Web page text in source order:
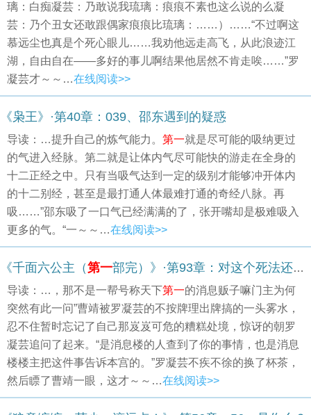
璃：白痴凝芸：乃敢说我琉璃：痕痕不素也这么说的么凝
芸：乃个丑女还敢跟偶家痕痕比琉璃：……）……“不过啊这
慕远尘也真是个死心眼儿……我劝他远走高飞，从此浪迹江
湖，自由自在——多好的事儿啊结果他居然不肯走唉……”罗
凝芸才～～…在线阅读>>
《枭王》·第40章：039、邵东遇到的疑惑
导读：…提升自己的炼气能力。 第一就是尽可能的吸纳更过
的气进入经脉。第二就是让体内气尽可能快的游走在全身的
十二正经之中。只有当吸气达到一定的级别才能够冲开体内
的十二别经，甚至是最打通人体最难打通的奇经八脉。再
吸……”邵东吸了一口气已经满满的了，张开嘴却是极难吸入
更多的气。“一～～…在线阅读>>
《千面六公主（第一部完）》·第93章：对这个死法还满意么？
导读：…，那不是一帮号称天下第一的消息贩子嘛门主为何
突然有此一问”曹靖被罗凝芸的不按牌理出牌搞的一头雾水，
忍不住暂时忘记了自己那岌岌可危的糟糕处境，惊讶的朝罗
凝芸追问了起来。“是消息楼的人查到了你的事情，也是消息
楼楼主把这件事告诉本宫的。”罗凝芸不疾不徐的换了杯茶，
然后瞟了曹靖一眼，这才～～…在线阅读>>